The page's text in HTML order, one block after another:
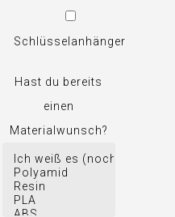
Schlüsselanhänger
Hast du bereits
einen
Materialwunsch?